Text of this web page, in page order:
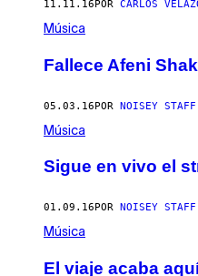
11.11.16 POR CARLOS
Música
Fallece Afeni
05.03.16POR NOISEY STAFF
Música
Sigue en vivo el
01.09.16 POR NOISEY STAFF
Música
El viaje acaba